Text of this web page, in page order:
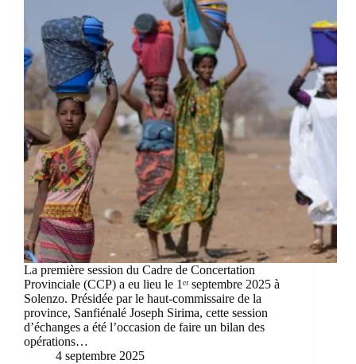
La première session du Cadre de Concertation
Provinciale (CCP) a eu lieu le 1ᵉʳ septembre 2025 à
Solenzo. Présidée par le haut-commissaire de la
province, Sanfiénalé Joseph Sirima, cette session
d’échanges a été l’occasion de faire un bilan des
opérations…
4 septembre 2025